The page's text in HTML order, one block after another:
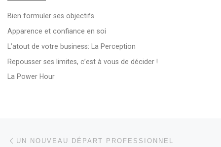
Bien formuler ses objectifs
Apparence et confiance en soi
L’atout de votre business: La Perception
Repousser ses limites, c’est à vous de décider !
La Power Hour
Parcourir les articles
UN NOUVEAU DÉPART PROFESSIONNEL